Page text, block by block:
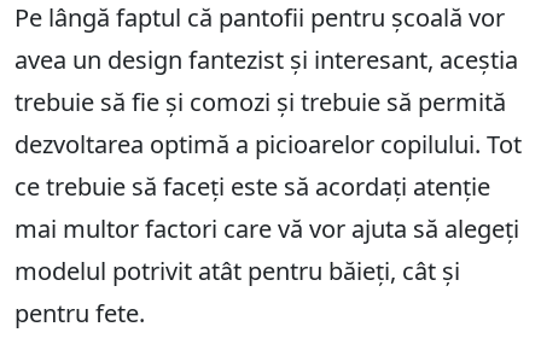
Pe lângă faptul că pantofii pentru școală vor
avea un design fantezist și interesant, aceștia
trebuie să fie și comozi și trebuie să permită
dezvoltarea optimă a picioarelor copilului. Tot
ce trebuie să faceți este să acordați atenție
mai multor factori care vă vor ajuta să alegeți
modelul potrivit atât pentru băieți, cât și
pentru fete.